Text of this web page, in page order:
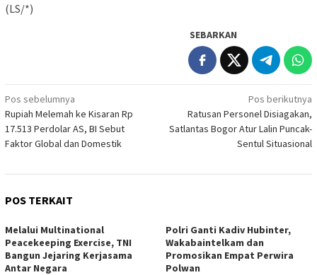
(LS/*)
SEBARKAN
Navigasi
pos
Pos sebelumnya
Rupiah Melemah ke Kisaran Rp
17.513 Perdolar AS, BI Sebut
Faktor Global dan Domestik
Pos berikutnya
Ratusan Personel Disiagakan,
Satlantas Bogor Atur Lalin Puncak-
Sentul Situasional
POS TERKAIT
Melalui Multinational
Peacekeeping Exercise, TNI
Bangun Jejaring Kerjasama
Antar Negara
Polri Ganti Kadiv Hubinter,
Wakabaintelkam dan
Promosikan Empat Perwira
Polwan